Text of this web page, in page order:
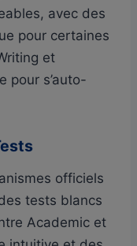
avec des
pour certaines
et
pour s’auto-
officiels
tests blancs
Academic et